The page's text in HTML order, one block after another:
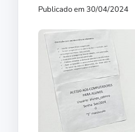
Publicado em 30/04/2024